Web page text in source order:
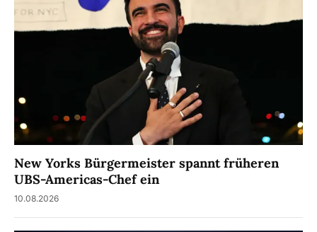
New Yorks Bürgermeister spannt früheren
UBS-Americas-Chef ein
10.08.2026